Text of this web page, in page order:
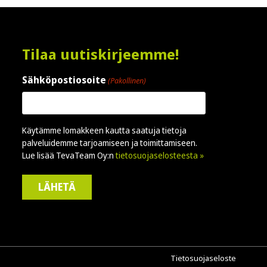
Tilaa uutiskirjeemme!
Sähköpostiosoite (Pakollinen)
Käytämme lomakkeen kautta saatuja tietoja
palveluidemme tarjoamiseen ja toimittamiseen.
Lue lisää TevaTeam Oy:ntietosuojaselosteesta »
Tietosuojaseloste